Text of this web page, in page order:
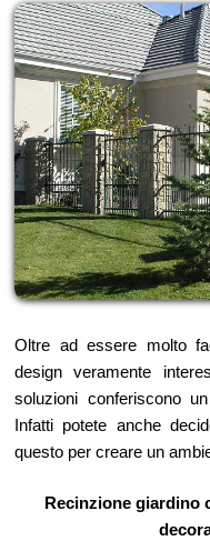
Oltre ad essere molto
design veramente
soluzioni conferiscono
Infatti potete anche
questo per creare un
Recinzione giardino